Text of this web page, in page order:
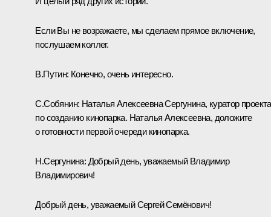
Если Вы не возражаете, мы сделаем прямое включение,
послушаем коллег.
В.Путин: Конечно, очень интересно.
С.Собянин: Наталья Алексеевна Сергунина, куратор проекта
по созданию кинопарка. Наталья Алексеевна, доложите
о готовности первой очереди кинопарка.
Н.Сергунина: Добрый день, уважаемый Владимир
Владимирович!
Добрый день, уважаемый Сергей Семёнович!